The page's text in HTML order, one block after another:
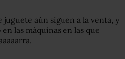
juguete aún siguen a la venta, y
las máquinas en las que